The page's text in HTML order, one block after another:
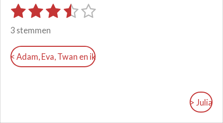
R
i
n
1
s
t
e
2
s
t
e
3
s
t
e
4
t
e
5
t
e
S
3 stemmen
< Adam, Eva, Twan en ik
> Julia